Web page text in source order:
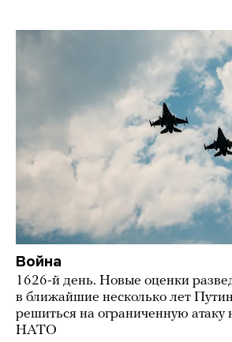
Война
1626-й день. Новые оценки
в ближайшие несколько лет
решиться на ограниченную атаку
НАТО